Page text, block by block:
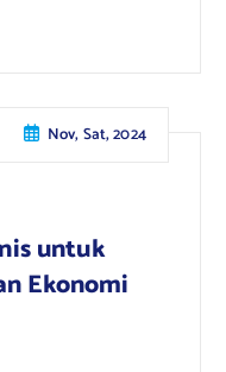
Nov, Sat, 2024
untuk
Ekonomi